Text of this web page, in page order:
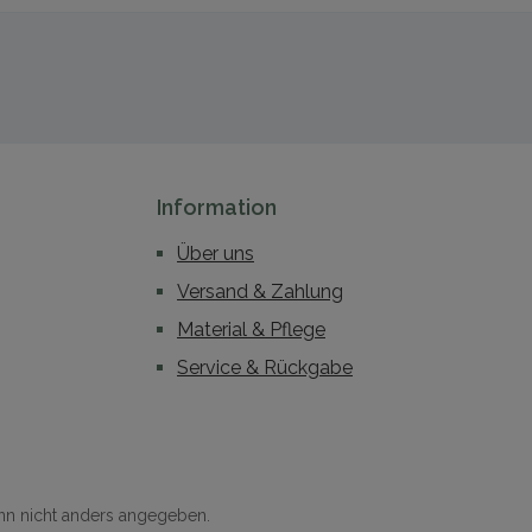
Information
Über uns
Versand & Zahlung
Material & Pflege
Service & Rückgabe
nicht anders angegeben.